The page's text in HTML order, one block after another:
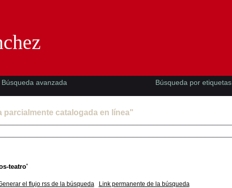
catalogada en línea"
teatro'
el flujo rss de la búsqueda
Link permanente de la búsqueda
Búsqueda avanzada Búsqueda por etiquetas